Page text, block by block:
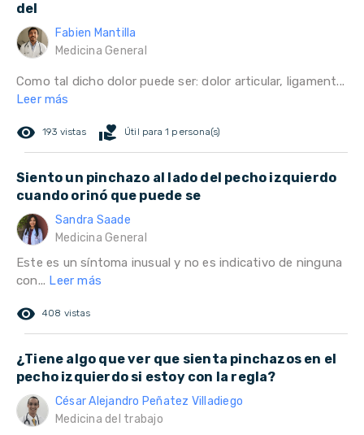
del
Fabien Mantilla
Medicina General
Como tal dicho dolor puede ser: dolor articular, ligament...
Leer más
remove_red_eye 193 vistas volunteer_activism Útil para 1 persona(s)
Siento un pinchazo al lado del pecho izquierdo
cuando orinó que puede se
Sandra Saade
Medicina General
Este es un síntoma inusual y no es indicativo de ninguna
con... Leer más
remove_red_eye 408 vistas
¿Tiene algo que ver que sienta pinchazos en el
pecho izquierdo si estoy con la regla?
César Alejandro Peñatez Villadiego
Medicina del trabajo